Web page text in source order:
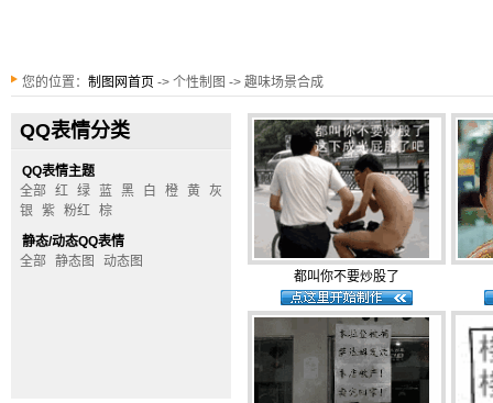
您的位置： 制图网首页 -> 个性制图 -> 趣味场景合成
QQ表情分类
QQ表情主题
全部 红 绿 蓝 黑 白 橙 黄 灰
银
紫 粉红 棕
静态/动态QQ表情
全部 静态图 动态图
都叫你不要炒股了